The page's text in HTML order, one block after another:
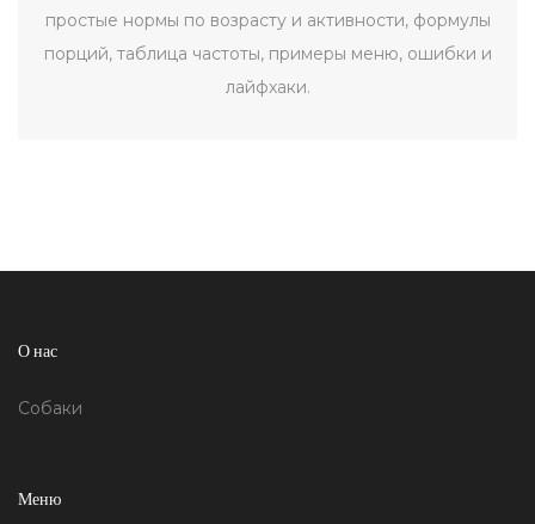
простые нормы по возрасту и активности, формулы
порций, таблица частоты, примеры меню, ошибки и
лайфхаки.
О нас
Собаки
Меню